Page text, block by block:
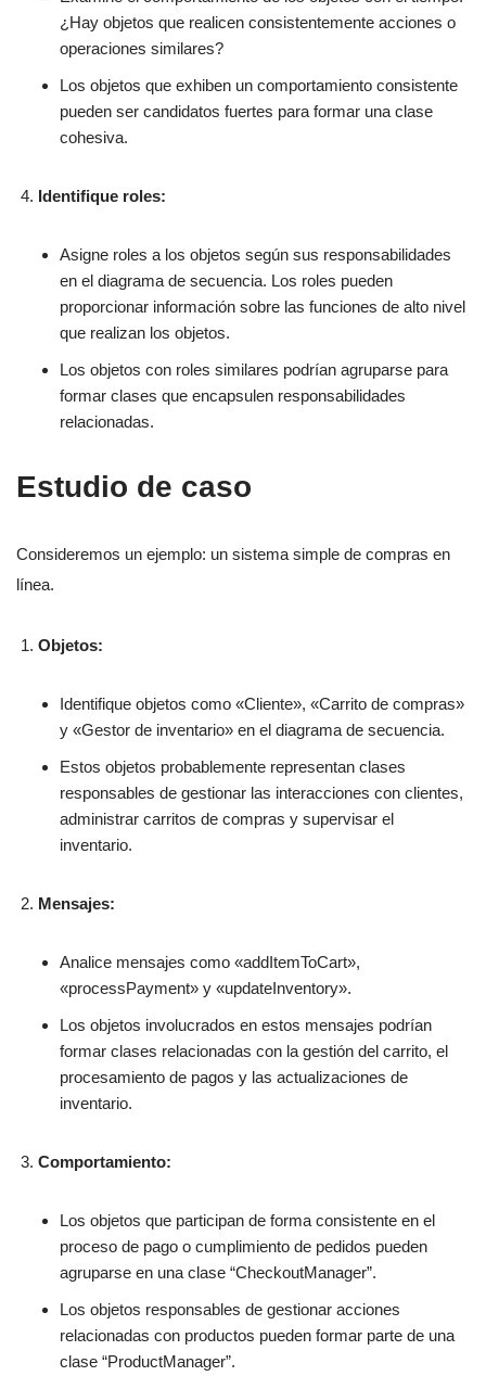
¿Hay objetos que realicen consistentemente acciones o
operaciones similares?
Los objetos que exhiben un comportamiento consistente
pueden ser candidatos fuertes para formar una clase
cohesiva.
Identifique roles:
Asigne roles a los objetos según sus responsabilidades
en el diagrama de secuencia. Los roles pueden
proporcionar información sobre las funciones de alto nivel
que realizan los objetos.
Los objetos con roles similares podrían agruparse para
formar clases que encapsulen responsabilidades
relacionadas.
Estudio de caso
Consideremos un ejemplo: un sistema simple de compras en
línea.
Objetos:
Identifique objetos como «Cliente», «Carrito de compras»
y «Gestor de inventario» en el diagrama de secuencia.
Estos objetos probablemente representan clases
responsables de gestionar las interacciones con clientes,
administrar carritos de compras y supervisar el
inventario.
Mensajes:
Analice mensajes como «addItemToCart»,
«processPayment» y «updateInventory».
Los objetos involucrados en estos mensajes podrían
formar clases relacionadas con la gestión del carrito, el
procesamiento de pagos y las actualizaciones de
inventario.
Comportamiento:
Los objetos que participan de forma consistente en el
proceso de pago o cumplimiento de pedidos pueden
agruparse en una clase “CheckoutManager”.
Los objetos responsables de gestionar acciones
relacionadas con productos pueden formar parte de una
clase “ProductManager”.